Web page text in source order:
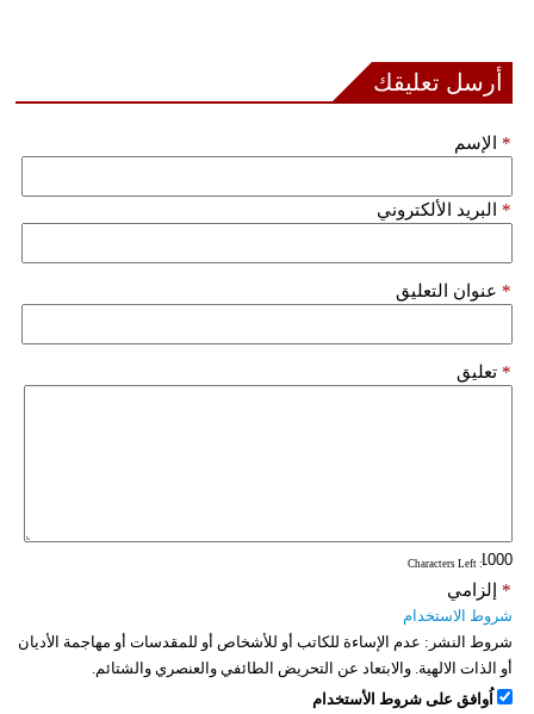
أرسل تعليقك
الإسم *
البريد الألكتروني *
عنوان التعليق *
تعليق *
: Characters Left
إلزامي *
شروط الاستخدام
شروط النشر: عدم الإساءة للكاتب أو للأشخاص أو للمقدسات أو مهاجمة الأديان
أو الذات الالهية. والابتعاد عن التحريض الطائفي والعنصري والشتائم.
اُوافق على شروط الأستخدام